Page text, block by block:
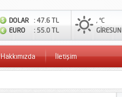
DOLAR
: 47.6 TL
EURO
: 55.0 TL
, °C
GİRESUN
Hakkımızda İletişim